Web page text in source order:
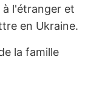
à l'étranger et
en Ukraine.
la famille